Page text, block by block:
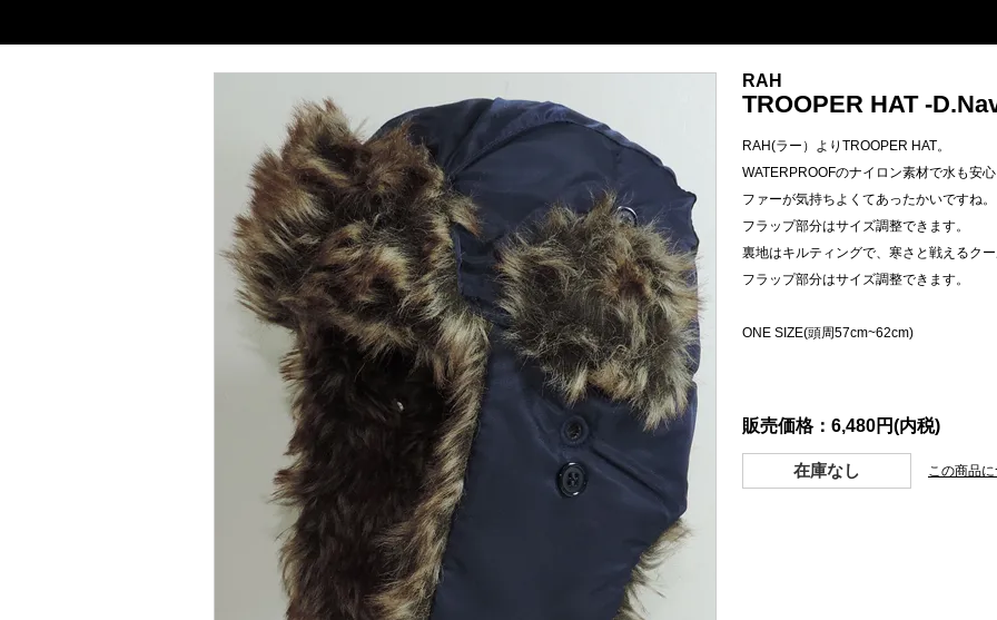
RAH
TROOPER HAT -
RAH(ラー）よりTROOPER HAT。
WATERPROOFのナイロン素材で水も安心
ファーが気持ちよくてあったかいですね。
フラップ部分はサイズ調整できます。
裏地はキルティングで、寒さと戦えるク
フラップ部分はサイズ調整できます。
ONE SIZE(頭周57cm~62cm)
販売価格：6,480円(内税)
在庫なし この商品